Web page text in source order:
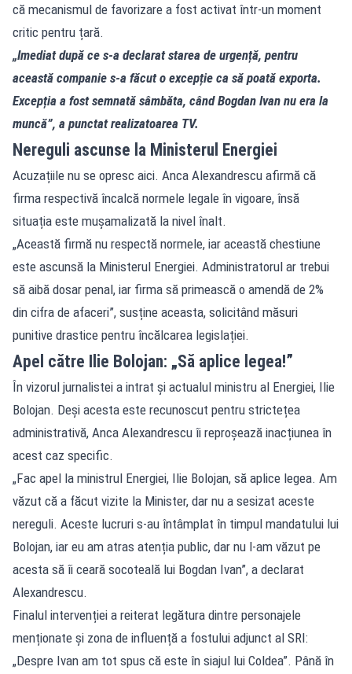
că mecanismul de favorizare a fost activat într-un moment
critic pentru țară.
„Imediat după ce s-a declarat starea de urgență, pentru
această companie s-a făcut o excepție ca să poată exporta.
Excepția a fost semnată sâmbăta, când Bogdan Ivan nu era la
muncă”, a punctat realizatoarea TV.
Nereguli ascunse la Ministerul Energiei
Acuzațiile nu se opresc aici. Anca Alexandrescu afirmă că
firma respectivă încalcă normele legale în vigoare, însă
situația este mușamalizată la nivel înalt.
„Această firmă nu respectă normele, iar această chestiune
este ascunsă la Ministerul Energiei. Administratorul ar trebui
să aibă dosar penal, iar firma să primească o amendă de 2%
din cifra de afaceri”, susține aceasta, solicitând măsuri
punitive drastice pentru încălcarea legislației.
Apel către Ilie Bolojan: „Să aplice legea!”
În vizorul jurnalistei a intrat și actualul ministru al Energiei, Ilie
Bolojan. Deși acesta este recunoscut pentru strictețea
administrativă, Anca Alexandrescu îi reproșează inacțiunea în
acest caz specific.
„Fac apel la ministrul Energiei, Ilie Bolojan, să aplice legea. Am
văzut că a făcut vizite la Minister, dar nu a sesizat aceste
nereguli. Aceste lucruri s-au întâmplat în timpul mandatului lui
Bolojan, iar eu am atras atenția public, dar nu l-am văzut pe
acesta să îi ceară socoteală lui Bogdan Ivan”, a declarat
Alexandrescu.
Finalul intervenției a reiterat legătura dintre personajele
menționate și zona de influență a fostului adjunct al SRI:
„Despre Ivan am tot spus că este în siajul lui Coldea”. Până în